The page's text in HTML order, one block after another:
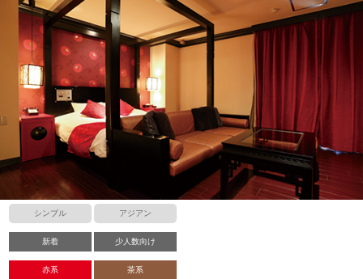
シンプル アジアン
新着 少人数向け
赤系 茶系